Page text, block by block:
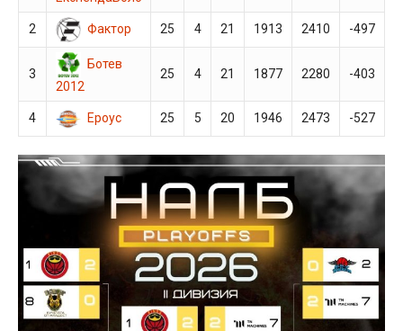
2 Фактор 25 4 21 1913 2410 -497
3
Ботев
2012
25 4 21 1877 2280 -403
4 Ероус 25 5 20 1946 2473 -527